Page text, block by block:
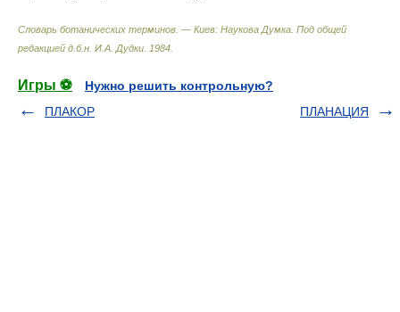
Словарь ботанических терминов. — Киев: Наукова Думка Под общей
редакцией д.б.н. И.А. Дудки 1984
Игры ⚽
Нужно решить контрольную?
ПЛАКОР
ПЛАНАЦИЯ